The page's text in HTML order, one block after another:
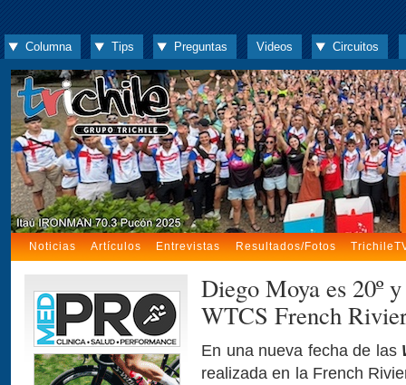
Columna Tips Preguntas Videos Circuitos
Noticias Artículos Entrevistas Resultados/Fotos
Diego Moya es 20º
WTCS French
En una nueva fecha de las
realizada en la French